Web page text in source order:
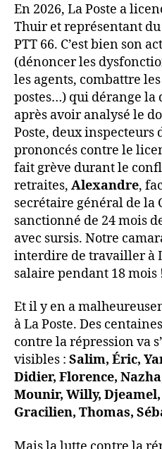
En 2026, La Poste a
Thuir et représentant
PTT 66. C’est bien son
(dénoncer les
les agents, combattre
postes…) qui dérange la
après avoir analysé le
Poste, deux inspecteurs
prononcés contre le
fait grève durant le
retraites, Alexandre,
secrétaire général de la
sanctionné de 24 mois
avec sursis. Notre
interdire de travailler à
salaire pendant 18 mois !
Et il y en a
à La Poste. Des
contre la répression va
visibles : Salim, Éric,
Didier, Florence,
Mounir, Willy,
Gracilien, Thomas,